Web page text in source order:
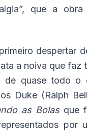
que a
despertar
a noiva que faz
de quase todo o
Duke (Ralph
as Bolasque
por